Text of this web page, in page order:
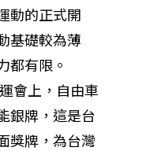
動的正式開
基礎較為薄
都有限。
會上，自由車
銀牌，這是台
獎牌，為台灣